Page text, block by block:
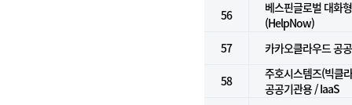
56
베스핀글로벌 대화
(HelpNow)
57
카카오클라우드 공
58
주호시스템즈(빅클
공공기관용 / IaaS